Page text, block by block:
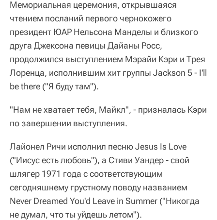
Мемориальная церемония, открывшаяся
чтением посланий первого чернокожего
президент ЮАР Нельсона Манделы и близкого
друга Джексона певицы Дайаны Росс,
продолжился выступлением Мэрайи Кэри и Трея
Лоренца, исполнившим хит группы Jackson 5 - I'll
be there ("Я буду там").
"Нам не хватает тебя, Майкл", - призналась Кэри
по завершении выступления.
Лайонел Ричи исполнил песню Jesus Is Love
("Иисус есть любовь"), а Стиви Уандер - свой
шлягер 1971 года с соответствующим
сегодняшнему грустному поводу названием
Never Dreamed You'd Leave in Summer ("Никогда
не думал, что ты уйдешь летом").